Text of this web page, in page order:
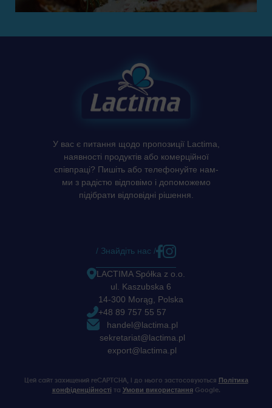
У вас є питання щодо пропозиції Lactima,
наявності продуктів або комерційної
співпраці? Пишіть або телефонуйте нам-
ми з радістю відповімо і допоможемо
підібрати відповідні рішення.
/ Знайдіть нас /
LACTIMA Spółka z o.o.
ul. Kaszubska 6
14-300 Morąg, Polska
+48 89 757 55 57
handel@lactima.pl
sekretariat@lactima.pl
export@lactima.pl
Цей сайт захищений reCAPTCHA, і до нього застосовуються Політика
конфіденційності та Умови використанняGoogle.